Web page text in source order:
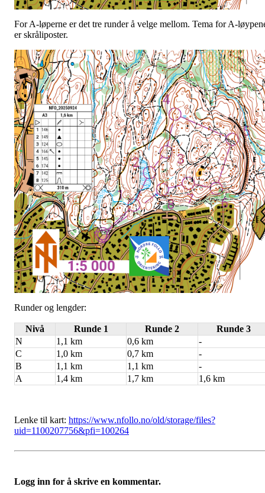
For A-løperne er det tre runder å velge mellom. Tema for A-
er skråliposter.
Runder og lengder:
Nivå Runde 1 Runde 2
Runde 3
N
1,1 km 0,6 km
-
C
1,0 km 0,7 km
-
B
1,1 km 1,1 km
-
A
1,4 km 1,7 km 1,6 km
Lenke til kart: https://www.nfollo.no/old/storage/files?
uid=1100207756&pfi=100264
Logg inn for å skrive en kommentar.